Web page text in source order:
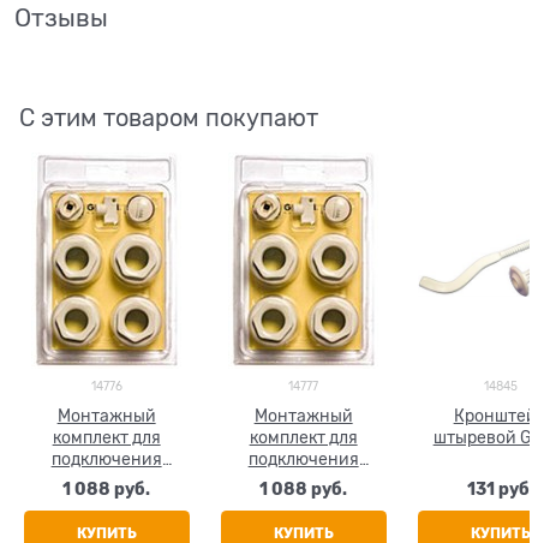
Отзывы
С этим товаром покупают
14776
Монтажный
комплект для
подключения
радиатора Global,
размер 1/2"
1 088 руб.
КУПИТЬ
14777
Монтажный
комплект для
подключения
радиатора Global,
размер 3/4"
1 088 руб.
КУПИТЬ
14845
штыревой
131 руб.
КУПИТЬ